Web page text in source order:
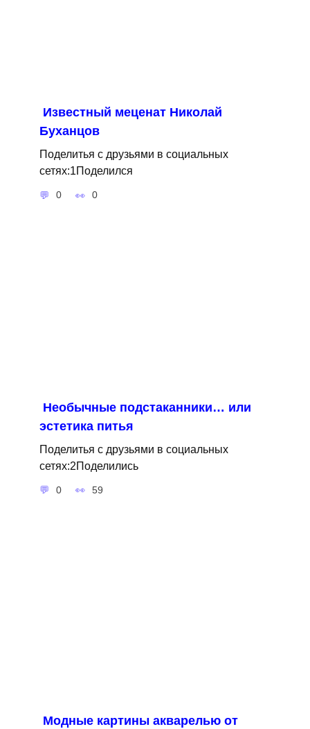
Известный меценат Николай
Буханцов
Поделитья с друзьями в социальных
сетях:1Поделился
0 0
Необычные подстаканники… или
эстетика питья
Поделитья с друзьями в социальных
сетях:2Поделились
0 59
Модные картины акварелью от